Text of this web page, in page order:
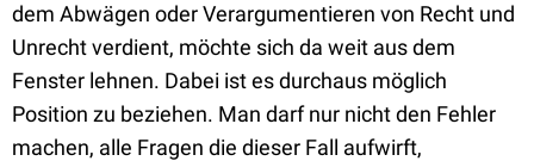
dem Abwägen oder Verargumentieren von Recht und
Unrecht verdient, möchte sich da weit aus dem
Fenster lehnen. Dabei ist es durchaus möglich
Position zu beziehen. Man darf nur nicht den Fehler
machen, alle Fragen die dieser Fall aufwirft,